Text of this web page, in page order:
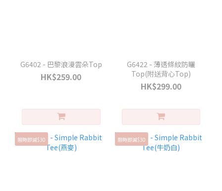
G6402 - 巴黎浪漫雲朵Top
HK$259.00
G6422 - 薄透條紋防曬
Top(附送背心Top)
HK$299.00
限時即減$30 限時即減$30